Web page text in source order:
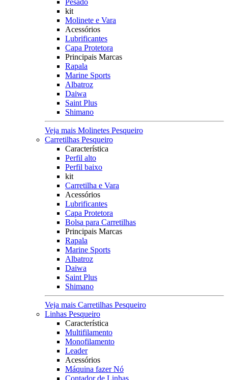
Pesado
kit
Molinete e Vara
Acessórios
Lubrificantes
Capa Protetora
Principais Marcas
Rapala
Marine Sports
Albatroz
Daiwa
Saint Plus
Shimano
Veja mais Molinetes Pesqueiro
Carretilhas Pesqueiro
Característica
Perfil alto
Perfil baixo
kit
Carretilha e Vara
Acessórios
Lubrificantes
Capa Protetora
Bolsa para Carretilhas
Principais Marcas
Rapala
Marine Sports
Albatroz
Daiwa
Saint Plus
Shimano
Veja mais Carretilhas Pesqueiro
Linhas Pesqueiro
Característica
Multifilamento
Monofilamento
Leader
Acessórios
Máquina fazer Nó
Contador de Linhas